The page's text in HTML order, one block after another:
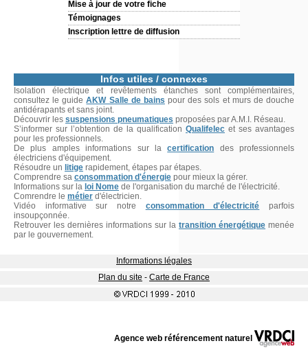
Mise à jour de votre fiche
Témoignages
Inscription lettre de diffusion
Infos utiles / connexes
Isolation électrique et revêtements étanches sont complémentaires,
consultez le guideAKW Salle de bains pour des sols et murs de douche
antidérapants et sans joint.
Découvrir les suspensions pneumatiques proposées par A.M.I. Réseau.
S’informer sur l’obtention de la qualification Qualifelec et ses avantages
pour les professionnels.
De plus amples informations sur lacertification des professionnels
électriciens d'équipement.
Résoudre un litige rapidement, étapes par étapes.
Comprendre sa consommation d'énergie pour mieux la gérer.
Informations sur la loi Nome de l'organisation du marché de l'électricité.
Comrendre le métier d'électricien.
Vidéo informative sur notre consommation d'électricité parfois
insoupçonnée.
Retrouver les dernières informations sur la transition énergétique menée
par le gouvernement.
Informations légales
Plan du site - Carte de France
Agence web référencement naturel